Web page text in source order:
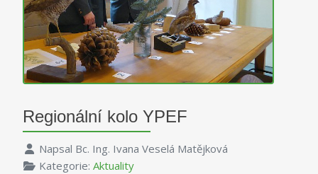
Regionální kolo YPEF
Napsal Bc. Ing. Ivana Veselá Matějková
Kategorie: Aktuality